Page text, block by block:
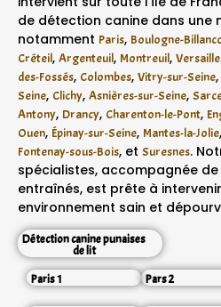
de détection canine dans une
notamment Paris, Boulogne-
Créteil, Argenteuil, Montreuil,
des-Fossés, Colombes, Vitry-sur-Seine,
Seine, Clichy, Asnières-sur-Seine,
Antony, Drancy, Charenton-le-Pont,
Ouen, Épinay-sur-Seine, Mantes-la-Jolie,
Fontenay-sous-Bois, et Suresnes.
spécialistes, accompagnée
entraînés, est prête à
environnement sain et
Détection canine punaises
de lit
Paris 1
Pars 2